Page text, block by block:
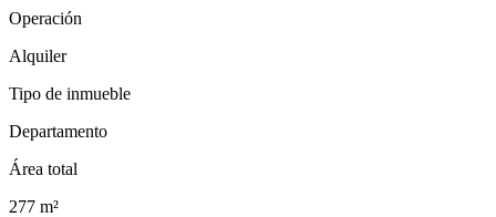
Operación
Alquiler
Tipo de inmueble
Departamento
Área total
277 m²